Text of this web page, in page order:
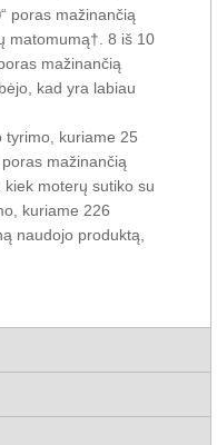
poras mažinančią
matomumą†. 8 iš 10
mažinančią
kad yra labiau
tyrimo, kuriame 25
mažinančią
moterų sutiko su
kuriame 226
naudojo produktą,